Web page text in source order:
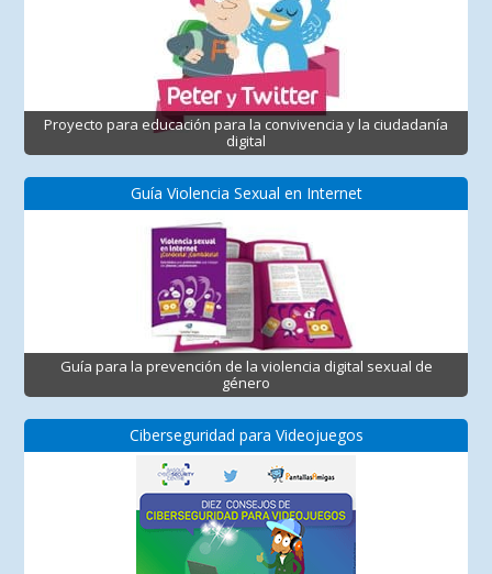
Proyecto para educación para la convivencia y la ciudadanía
digital
Guía Violencia Sexual en Internet
Guía para la prevención de la violencia digital sexual de
género
Ciberseguridad para Videojuegos